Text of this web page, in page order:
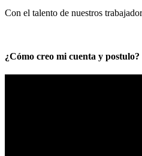
Con el talento de nuestros
¿Cómo creo mi cuenta y postulo?